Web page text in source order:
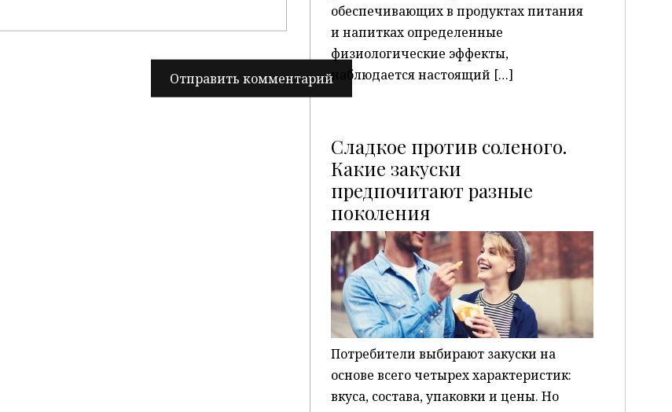
обеспечивающих в продуктах питания
и напитках определенные
физиологические эффекты,
наблюдается настоящий […]
Сладкое против соленого.
Какие закуски
предпочитают разные
поколенияP
Потребители выбирают закуски на
основе всего четырех характеристик:
вкуса, состава, упаковки и цены. Но